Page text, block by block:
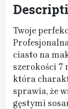
Twoje
ciasto na
szerokości 7
która
sprawia, że
gęstymi